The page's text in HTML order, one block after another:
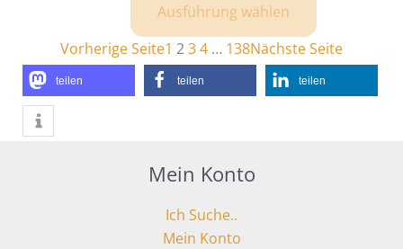
Ausführung wählen
Vorherige Seite1 234 … 138Nächste Seite
teilen teilen teilen
Mein Konto
Ich Suche..
Mein Konto